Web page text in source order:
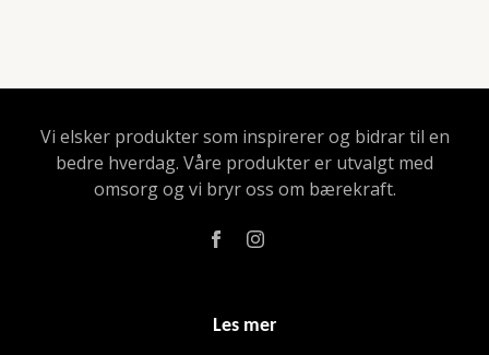
Vi elsker produkter som inspirerer og bidrar til en
bedre hverdag. Våre produkter er utvalgt med
omsorg og vi bryr oss om bærekraft.
Les mer